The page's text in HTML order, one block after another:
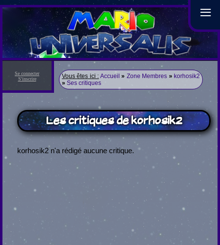
≡
Se connecter
S'inscrire
Vous êtes ici : Accueil » Zone Membres » korhosik2
» Ses critiques
Les critiques de korhosik2
korhosik2 n'a rédigé aucune critique.